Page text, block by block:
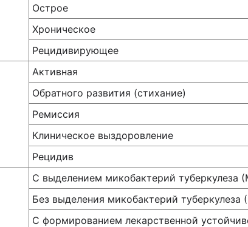
Острое
Хроническое
Рецидивирующее
Активная
Обратного развития (стихание)
Ремиссия
Клиническое выздоровление
Рецидив
С выделением микобактерий туберкулеза
Без выделения микобактерий туберкулеза
С формированием лекарственной